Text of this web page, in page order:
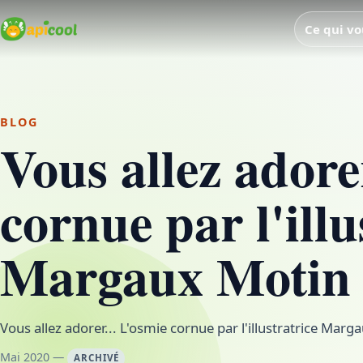
Ce qui
BLOG
Vous allez
cornue par
Margaux Motin
Vous allez adorer... L'osmie cornue par l'illustratrice
Mai 2020 — ARCHIVÉ